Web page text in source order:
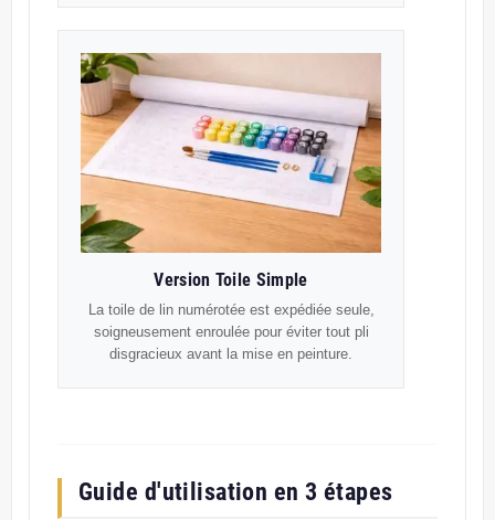
Version Toile Simple
La toile de lin numérotée est expédiée seule,
soigneusement enroulée pour éviter tout pli
disgracieux avant la mise en peinture.
Guide d'utilisation en 3 étapes